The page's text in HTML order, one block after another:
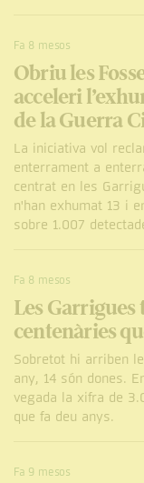
Fa 8 mesos
Obriu les
acceleri
de la Guerra
La iniciativa vol
enterrament a
centrat en les
n'han exhumat 13 i
sobre 1.007
Fa 8 mesos
Les Garrigues
centenàries
Sobretot hi arriben
any, 14 són dones.
vegada la xifra de
que fa deu anys.
Fa 9 mesos